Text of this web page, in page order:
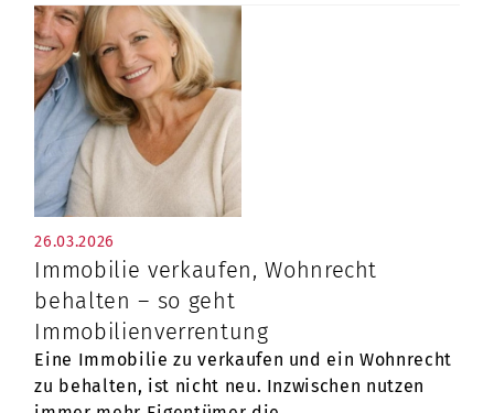
26.03.2026
Immobilie verkaufen, Wohnrecht
behalten – so geht
Immobilienverrentung
Eine Immobilie zu verkaufen und ein Wohnrecht
zu behalten, ist nicht neu. Inzwischen nutzen